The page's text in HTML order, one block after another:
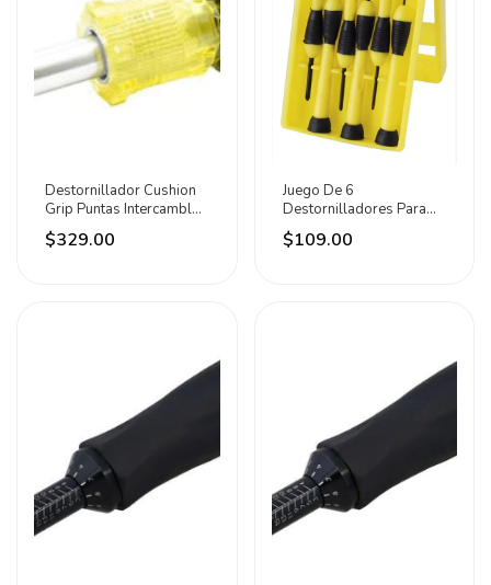
Destornillador Cushion
Grip Puntas Intercambles
7 En 1 Urrea
$329.00
Juego De 6
Destornilladores Para
Joyero Surtek
$109.00